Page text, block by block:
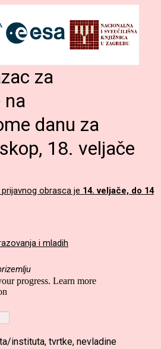
za
na
danu za
18. veljače
obrasca je 14. veljače, do 14
i mladih
progress. Learn more
instituta, tvrtke, nevladine